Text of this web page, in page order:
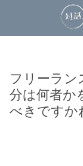
フリーラン
分は何者か
べきですか